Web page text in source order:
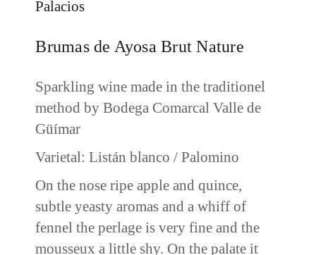
Palacios
Brumas de Ayosa Brut Nature
Sparkling wine made in the traditionel
method by Bodega Comarcal Valle de
Güímar
Varietal: Listán blanco / Palomino
On the nose ripe apple and quince,
subtle yeasty aromas and a whiff of
fennel the perlage is very fine and the
mousseux a little shy. On the palate it